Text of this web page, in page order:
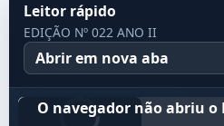
Leitor rápido
EDIÇÃO Nº 022 ANO II
Abrir em nova aba
O navegador não abriu o